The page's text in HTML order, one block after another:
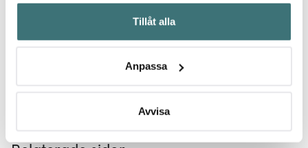
Samla in information om din geografiska plats som
kan ha en noggrannhet på upp till flera meter
Identifiera din enhet genom att aktivt skanna den för
Ta reda på mer om hur dina personliga uppgifter
Du kan ändra eller dra tillbaka ditt samtycke när som
Tillåt alla
Anpassa
Avvisa
Låt dig inspireras av våra kunder